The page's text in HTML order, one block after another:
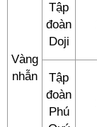
Vàng
nhẫn
Tập
đoàn
Doji
Tập
đoàn
Phú